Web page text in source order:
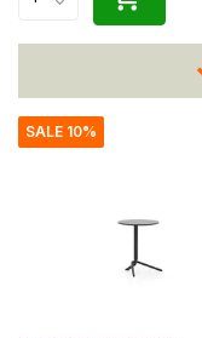
SALE 10%